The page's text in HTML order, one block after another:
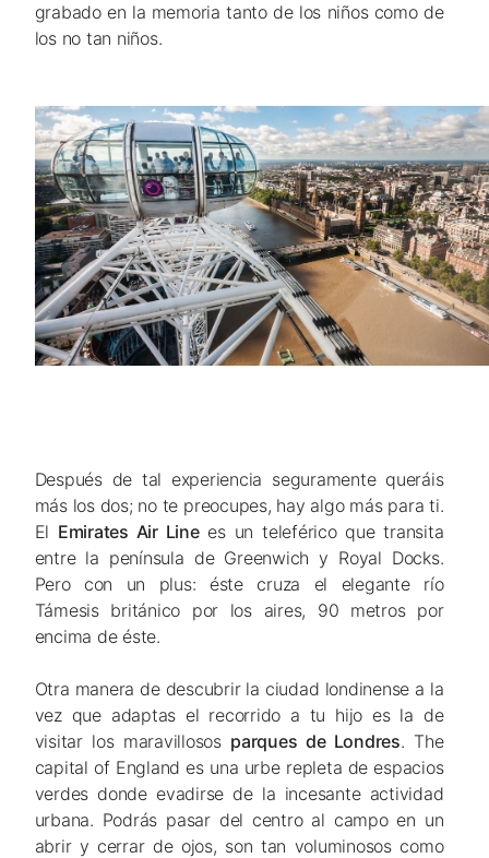
grabado en la memoria tanto de los niños como de
los no tan niños.
Después de tal experiencia seguramente queráis
más los dos; no te preocupes, hay algo más para ti.
El Emirates Air Linees un teleférico que transita
entre la península de Greenwich y Royal Docks.
Pero con un plus: éste cruza el elegante río
Támesis británico por los aires, 90 metros por
encima de éste.
Otra manera de descubrir la ciudad londinense a la
vez que adaptas el recorrido a tu hijo es la de
visitar los maravillosos parques de Londres.The
capital of England es una urbe repleta de espacios
verdes donde evadirse de la incesante actividad
urbana. Podrás pasar del centro al campo en un
abrir y cerrar de ojos, son tan voluminosos como